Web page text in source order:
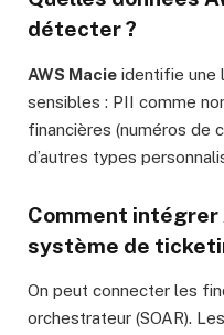
détecter ?
AWS Macie identifie une
sensibles : PII comme
financières (numéros de
d’autres types
Comment intégrer
système de
On peut connecter les
orchestrateur (SOAR).